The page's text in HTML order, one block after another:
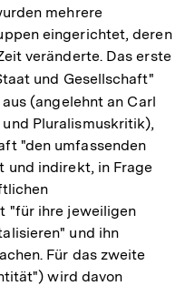
mehrere
eingerichtet, deren
veränderte. Das erste
und Gesellschaft"
(angelehnt an Carl
Pluralismuskritik),
"den umfassenden
und indirekt, in Frage
"für ihre jeweiligen
und ihn
Für das zweite
wird davon